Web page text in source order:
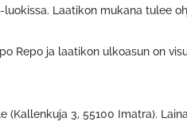
Laatikon mukana tulee
Repo ja laatikon ulkoasun on
3, 55100 Imatra).